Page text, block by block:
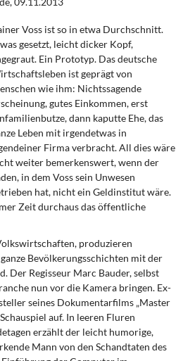
und Daseinsvorsorge
Voss ist so in etwa Durchschnitt.
gesetzt, leicht dicker Kopf,
Ein Prototyp. Das deutsche
ist geprägt von
wie ihm: Nichtssagende
gutes Einkommen, erst
dann kaputte Ehe, das
Leben mit irgendetwas in
Firma verbracht. All dies wäre
weiter bemerkenswert, wenn der
in dem Voss sein Unwesen
hat, nicht ein Geldinstitut wäre.
Zeit durchaus das öffentliche
produzieren
Bevölkerungsschichten mit der
Der Regisseur Marc Bauder, selbst
nun vor die Kamera bringen. Ex-
seines Dokumentarfilms „Master
auf. In leeren Fluren
erzählt der leicht humorige,
Mann von den Schandtaten des